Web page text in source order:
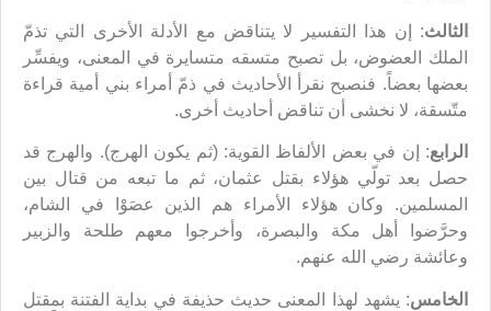
الثالث: إن هذا التفسير لا يتناقض مع الأدلة الأخرى التي تذمّ
الملك العضوض، بل تصبح متسقه متسايرة في المعنى، ويفسِّر
بعضها بعضاً. فنصبح نقرأ الأحاديث في ذمّ أمراء بني أمية قراءة
متّسقة، لا نخشى أن تناقض أحاديث أخرى.
الرابع: إن في بعض الألفاظ القوية: (ثم يكون الهرج). والهرج قد
حصل بعد تولّي هؤلاء بقتل عثمان، ثم ما تبعه من قتال بين
المسلمين. وكان هؤلاء الأمراء هم الذين عصَوْا في الشام،
وحرَّضوا أهل مكة والبصرة، وأخرجوا معهم طلحة والزبير
وعائشة رضي الله عنهم.
الخامس: يشهد لهذا المعنى حديث حذيفة في بداية الفتنة بمقتل